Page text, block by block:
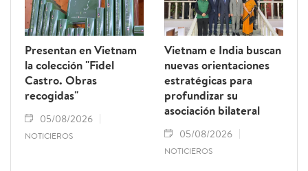
prestigio del sector pesquero vietnamita.
Presentan en Vietnam
la colección "Fidel
Castro. Obras
recogidas"
05/08/2026
NOTICIEROS
Vietnam e India buscan
nuevas orientaciones
estratégicas para
profundizar su
asociación bilateral
05/08/2026
NOTICIEROS